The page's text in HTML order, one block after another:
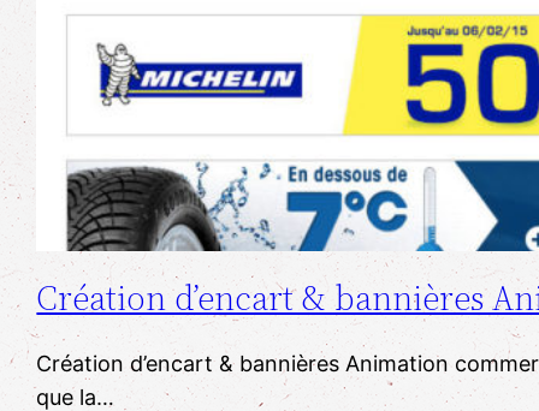
Création d’encart & bannières
​Création d’encart & bannières Animation
que la…